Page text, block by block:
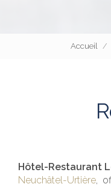
Accueil
Hôtel-Restaurant
Neuchâtel-Urtière,